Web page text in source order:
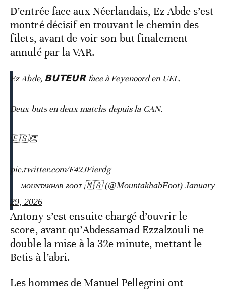
D’entrée face aux Néerlandais, Ez Abde s’est
montré décisif en trouvant le chemin des
filets, avant de voir son but finalement
annulé par la VAR.
Ez Abde, 𝗕𝗨𝗧𝗘𝗨𝗥 face à Feyenoord en UEL.
Deux buts en deux matchs depuis la CAN.
🇪🇸👏
pic.twitter.com/F42JFierdg
— ᴍᴏᴜɴᴛᴀᴋʜᴀʙ ғᴏᴏᴛ 🇲🇦 (@MountakhabFoot) January
29, 2026
Antony s’est ensuite chargé d’ouvrir le
score, avant qu’Abdessamad Ezzalzouli ne
double la mise à la 32e minute, mettant le
Betis à l’abri.
Les hommes de Manuel Pellegrini ont